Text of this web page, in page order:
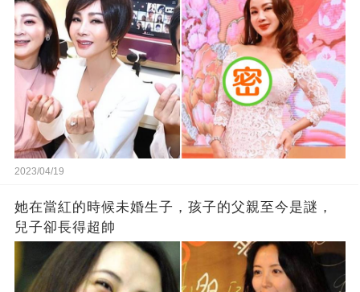
2023/04/19
她在當紅的時候未婚生子，孩子的父親至今是謎，
兒子卻長得超帥